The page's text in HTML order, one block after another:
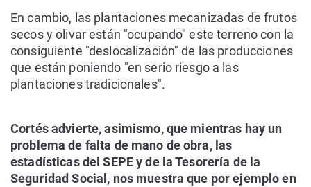
En cambio, las plantaciones mecanizadas de frutos
secos y olivar están "ocupando" este terreno con la
consiguiente "deslocalización" de las producciones
que están poniendo "en serio riesgo a las
plantaciones tradicionales".
Cortés advierte, asimismo, que mientras hay un
problema de falta de mano de obra, las
estadísticas del SEPE y de la Tesorería de la
Seguridad Social, nos muestra que por ejemplo en